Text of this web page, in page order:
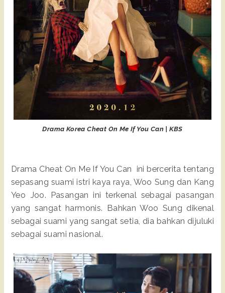
Drama Korea Cheat On Me If You Can | KBS
Drama Cheat On Me If You Can ini bercerita tentang
sepasang suami istri kaya raya, Woo Sung dan Kang
Yeo Joo. Pasangan ini terkenal sebagai pasangan
yang sangat harmonis. Bahkan Woo Sung dikenal
sebagai suami yang sangat setia, dia bahkan dijuluki
sebagai suami nasional.